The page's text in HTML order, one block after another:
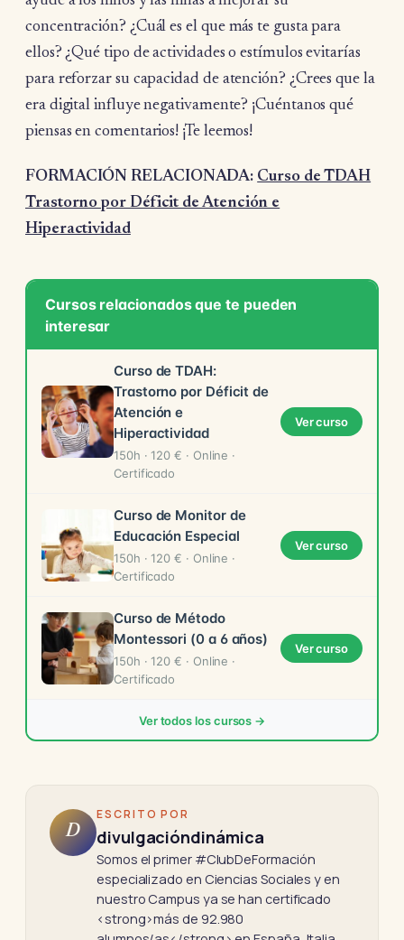
concentración? ¿Cuál es el que más te gusta para
ellos? ¿Qué tipo de actividades o estímulos evitarías
para reforzar su capacidad de atención? ¿Crees que la
era digital influye negativamente? ¡Cuéntanos qué
piensas en comentarios! ¡Te leemos!
FORMACIÓN RELACIONADA: Curso de TDAH
Trastorno por Déficit de Atención e
Hiperactividad
Cursos relacionados que te pueden
interesar
Curso de TDAH:
Trastorno por Déficit de
Atención e
Hiperactividad
150h · 120 € · Online ·
Certificado
Ver curso
Curso de Monitor de
Educación Especial
150h · 120 € · Online ·
Certificado
Ver curso
Curso de Método
Montessori (0 a 6 años)
150h · 120 € · Online ·
Certificado
Ver curso
Ver todos los cursos →
D
ESCRITO POR
divulgacióndinámica
Somos el primer #ClubDeFormación
especializado en Ciencias Sociales y en
nuestro Campus ya se han certificado
<strong>más de 92.980